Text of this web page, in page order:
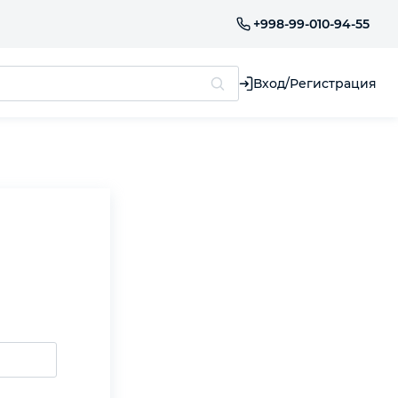
+998-99-010-94-55
Вход/Регистрация